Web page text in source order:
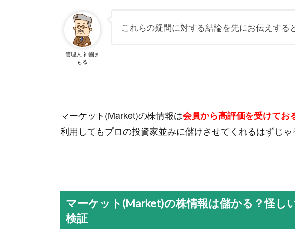
管理人 神園ま
もる
これらの疑問に対する結論を先にお伝えする
マーケット(Market)の株情報は会員から高評価を受けてお
利用してもプロの投資家並みに儲けさせてくれるはずじゃ
マーケット(Market)の株情報は儲かる？怪し
検証